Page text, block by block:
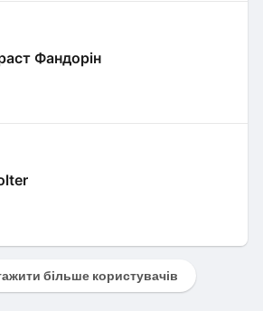
Фандорін
більше користувачів